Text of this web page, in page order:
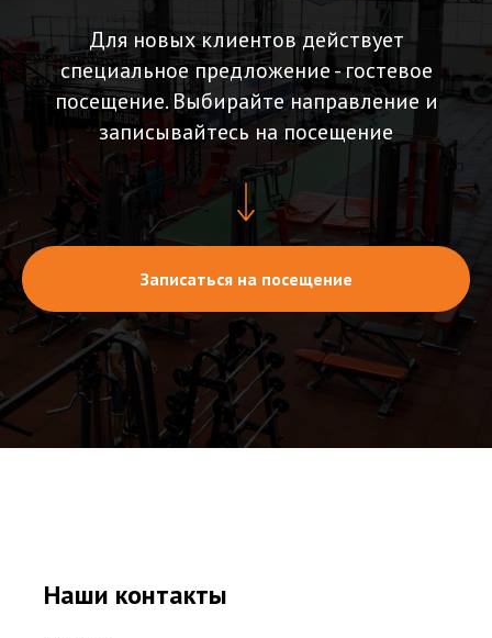
Для новых клиентов действует
специальное предложение - гостевое
посещение. Выбирайте направление и
записывайтесь на посещение
Записаться на посещение
Наши контакты